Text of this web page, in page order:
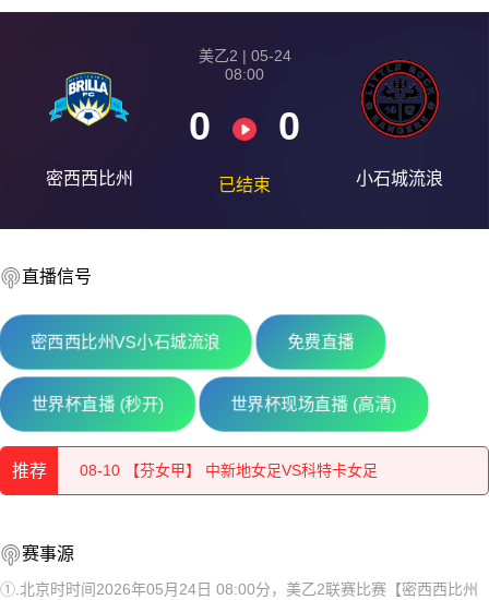
密西西比州
美乙2 | 05-24
08:00
0 0
已结束 小石城流浪
直播信号
密西西比州VS小石城流浪 免费直播
世界杯直播 (秒开) 世界杯现场直播 (高清)
推荐
08-10 【立陶甲】 维尔纽斯投资VS帕尼维斯
08-10 【罗甲】 波图森尼VS胡内多阿拉
08-10 【芬女甲】 中新地女足VS科特卡女足
赛事源
①.北京时时间2026年05月24日 08:00分，美乙2联赛比赛【密西西比州